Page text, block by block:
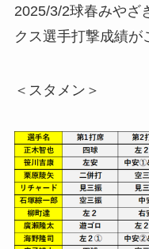
2025/3/2球春みやざ
クス選手打撃成績が
＜スタメン＞